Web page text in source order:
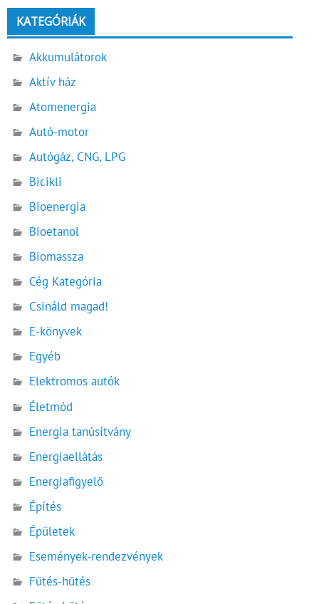
KATEGÓRIÁK
Akkumulátorok
Aktív ház
Atomenergia
Autó-motor
Autógáz, CNG, LPG
Bicikli
Bioenergia
Bioetanol
Biomassza
Cég Kategória
Csináld magad!
E-könyvek
Egyéb
Elektromos autók
Életmód
Energia tanúsítvány
Energiaellátás
Energiafigyelő
Építés
Épületek
Események-rendezvények
Fűtés-hűtés